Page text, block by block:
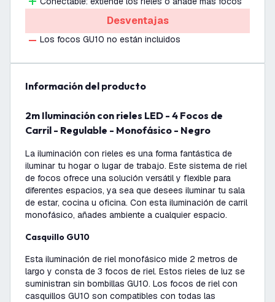
Desventajas
Los focos GU10 no están incluidos
información del producto
2m Iluminación con rieles LED - 4 Focos de
Carril - Regulable - Monofásico - Negro
La iluminación con rieles es una forma fantástica de
iluminar tu hogar o lugar de trabajo. Este sistema de riel
de focos ofrece una solución versátil y flexible para
diferentes espacios, ya sea que desees iluminar tu sala
de estar, cocina u oficina. Con esta iluminación de carril
monofásico, añades ambiente a cualquier espacio.
Casquillo GU10
Esta iluminación de riel monofásico mide 2 metros de
largo y consta de 3 focos de riel. Estos rieles de luz se
suministran sin bombillas GU10. Los focos de riel con
casquillos GU10 son compatibles con todas las